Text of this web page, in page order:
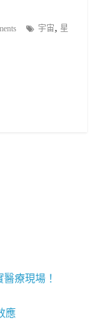
宇宙, 星
療現場！
應